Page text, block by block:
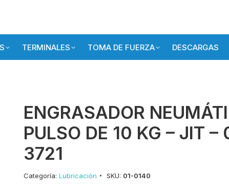
TERMINALES TOMA DE FUERZA DESCARGAS
ENGRASADOR
PULSO DE 10 KG – JIT
3721
Categoría: Lubricación SKU: 01-0140